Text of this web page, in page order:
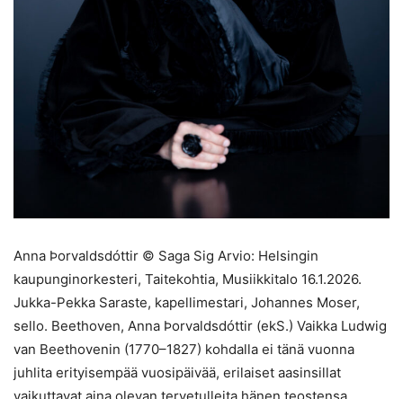
Anna Þorvaldsdóttir © Saga Sig Arvio: Helsingin
kaupunginorkesteri, Taitekohtia, Musiikkitalo 16.1.2026.
Jukka-Pekka Saraste, kapellimestari, Johannes Moser,
sello. Beethoven, Anna Þorvaldsdóttir (ekS.) Vaikka Ludwig
van Beethovenin (1770–1827) kohdalla ei tänä vuonna
juhlita erityisempää vuosipäivää, erilaiset aasinsillat